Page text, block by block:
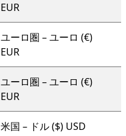
EUR
ユーロ圏 – ユーロ (€)
EUR
ユーロ圏 – ユーロ (€)
EUR
米国 – ドル ($) USD